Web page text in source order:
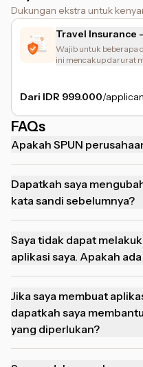
Dukungan ekstra untuk
Travel Insurance
Wajib untuk beberapa
ini mencakup darurat
Dari IDR 999.000/
FAQs
Apakah SPUN
Dapatkah saya
kata sandi sebelumnya?
Saya tidak dapat
aplikasi saya. Apakah
Jika saya membuat
dapatkah saya
yang diperlukan?